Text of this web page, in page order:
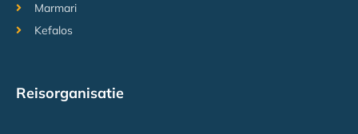
Marmari
Kefalos
Reisorganisatie